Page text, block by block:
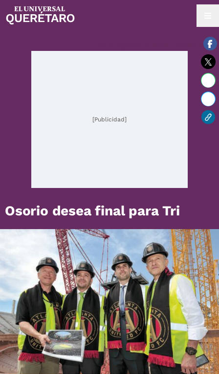
06 / agosto / 2026 | 06:48 hrs.
[Publicidad]
Osorio desea final para Tri